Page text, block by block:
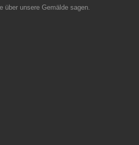
über unsere Gemälde sagen.